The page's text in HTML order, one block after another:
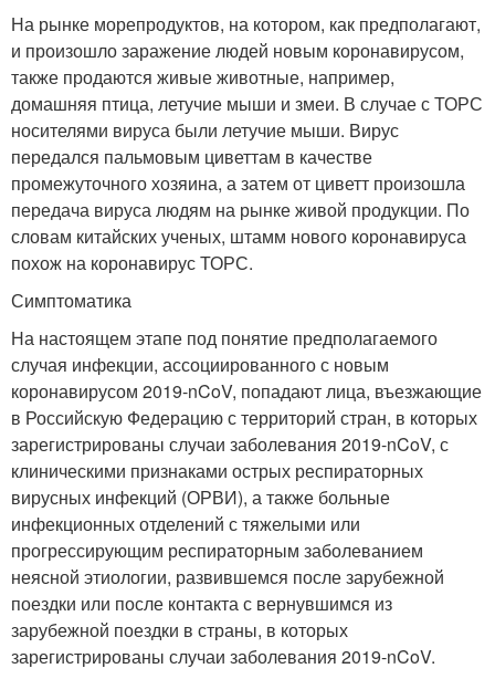
На рынке морепродуктов, на котором, как предполагают,
и произошло заражение людей новым коронавирусом,
также продаются живые животные, например,
домашняя птица, летучие мыши и змеи. В случае с ТОРС
носителями вируса были летучие мыши. Вирус
передался пальмовым циветтам в качестве
промежуточного хозяина, а затем от циветт произошла
передача вируса людям на рынке живой продукции. По
словам китайских ученых, штамм нового коронавируса
похож на коронавирус ТОРС.
Симптоматика
На настоящем этапе под понятие предполагаемого
случая инфекции, ассоциированного с новым
коронавирусом 2019-nCoV, попадают лица, въезжающие
в Российскую Федерацию с территорий стран, в которых
зарегистрированы случаи заболевания 2019-nCoV, с
клиническими признаками острых респираторных
вирусных инфекций (ОРВИ), а также больные
инфекционных отделений с тяжелыми или
прогрессирующим респираторным заболеванием
неясной этиологии, развившемся после зарубежной
поездки или после контакта с вернувшимся из
зарубежной поездки в страны, в которых
зарегистрированы случаи заболевания 2019-nCoV.